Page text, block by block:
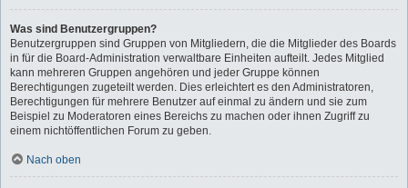
Was sind Benutzergruppen?
Benutzergruppen sind Gruppen von Mitgliedern, die die Mitglieder des Boards
in für die Board-Administration verwaltbare Einheiten aufteilt. Jedes Mitglied
kann mehreren Gruppen angehören und jeder Gruppe können
Berechtigungen zugeteilt werden. Dies erleichtert es den Administratoren,
Berechtigungen für mehrere Benutzer auf einmal zu ändern und sie zum
Beispiel zu Moderatoren eines Bereichs zu machen oder ihnen Zugriff zu
einem nichtöffentlichen Forum zu geben.
Nach oben